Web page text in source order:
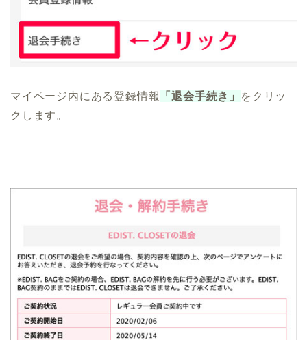
マイページ内にある登録情報 「退会手続き」
をクリッ
クします。